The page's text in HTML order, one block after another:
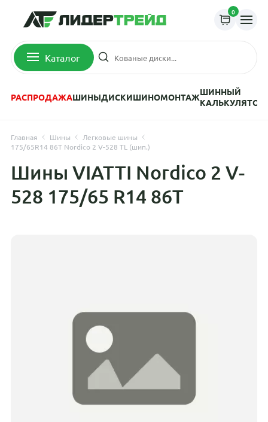
0
Каталог
РАСПРОДАЖАШИНЫДИСКИШИНОМОНТАЖШИННЫЙ
КАЛЬКУЛЯТОР
Главная Шины
Легковые шины
175/65R14 86T Nordico 2 V-528 TL (шип.)
Шины VIATTI Nordico 2 V-
528 175/65 R14 86T